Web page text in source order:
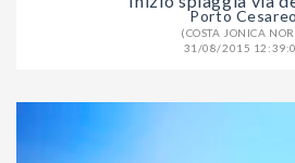
Porto Cesareo
(COSTA JONICA
31/08/2015